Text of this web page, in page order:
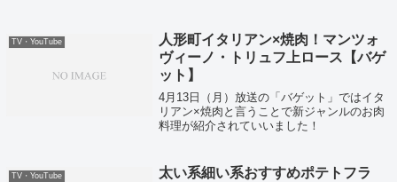
TV・YouTube
人形町イタリアン×焼肉！マンツォ
ヴィーノ・トリュフ上ロース【バゲ
ット】
4月13日（月）放送の「バゲット」ではイタ
リアン×焼肉と言うことで新ジャンルのお肉
料理が紹介されていいました！
TV・YouTube
太い系細い系おすすめポテトフラ